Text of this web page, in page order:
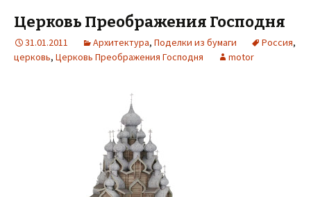
Церковь Преображения Господня
31.01.2011 Архитектура, Поделки из бумаги Россия,
церковь, Церковь Преображения Господня motor